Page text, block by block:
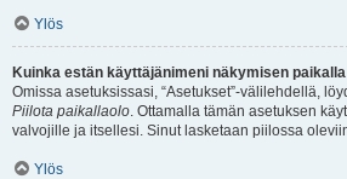
Ylös
Kuinka estän käyttäjänimeni näkymisen
Omissa asetuksissasi, “Asetukset”-välilehdellä,
Piilota paikallaolo. Ottamalla tämän asetuksen
valvojille ja itsellesi. Sinut lasketaan piilossa
Ylös